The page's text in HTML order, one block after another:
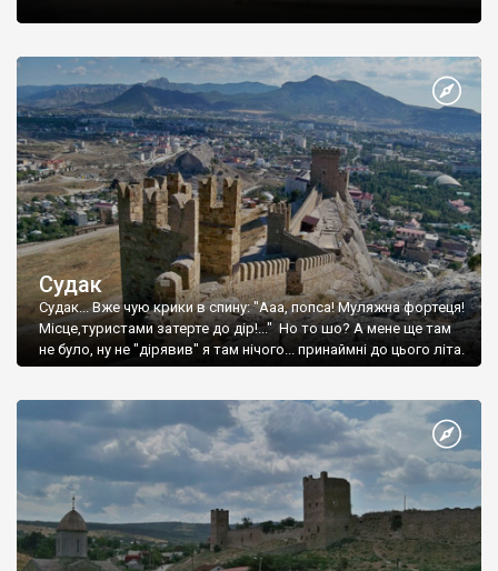
Судак
Судак... Вже чую крики в спину: "Ааа, попса! Муляжна фортеця!
Місце,туристами затерте до дір!..." Но то шо? А мене ще там
не було, ну не "дірявив" я там нічого... принаймні до цього літа.